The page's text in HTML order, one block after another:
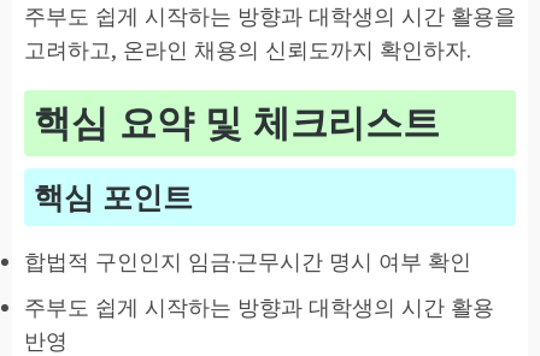
주부도 쉽게 시작하는 방향과 대학생의 시간 활용을
고려하고, 온라인 채용의 신뢰도까지 확인하자.
핵심 요약 및 체크리스트
핵심 포인트
합법적 구인인지 임금·근무시간 명시 여부 확인
주부도 쉽게 시작하는 방향과 대학생의 시간 활용
반영